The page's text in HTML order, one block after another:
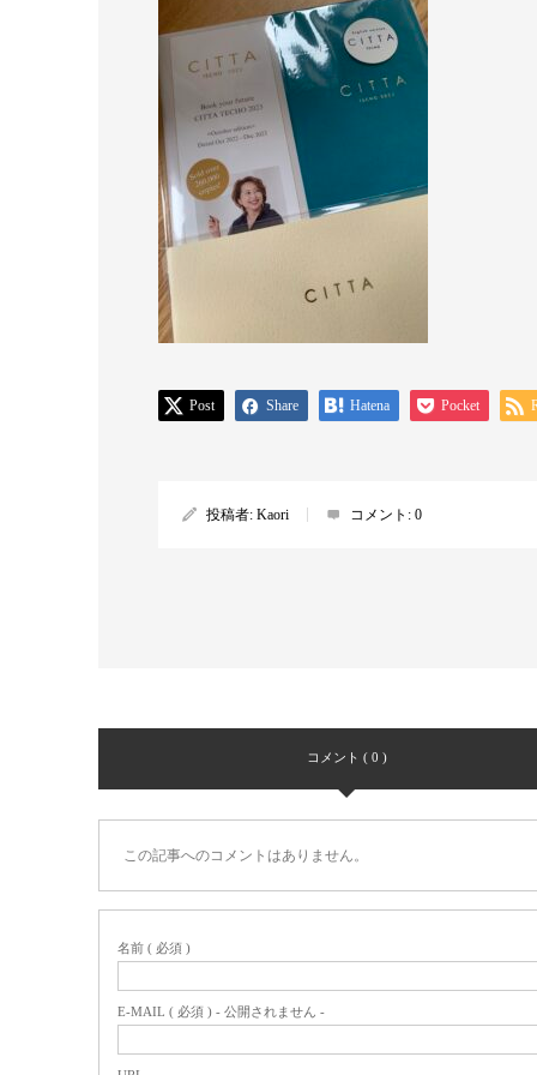
Post Share Hatena Pocket
投稿者: Kaori コメント: 0
コメント ( 0 )
この記事へのコメントはありません。
名前 ( 必須 )
E-MAIL ( 必須 ) - 公開されません -